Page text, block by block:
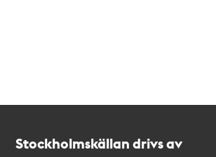
Stockholmskällan drivs av